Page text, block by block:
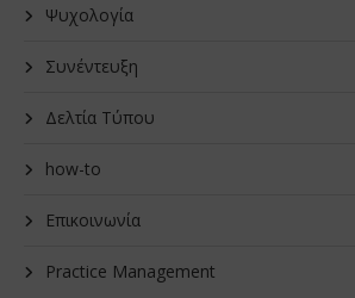
Ψυχολογία
Συνέντευξη
Δελτία Τύπου
how-to
Επικοινωνία
Practice Management